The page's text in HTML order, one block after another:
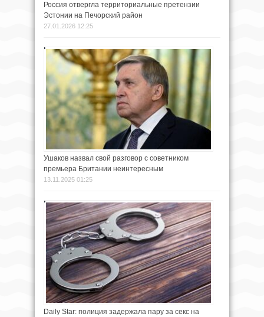
Россия отвергла территориальные претензии
Эстонии на Печорский район
27.01.2026 12:25
Ушаков назвал свой разговор с советником
премьера Британии неинтересным
13.11.2025 01:25
Daily Star: полиция задержала пару за секс на